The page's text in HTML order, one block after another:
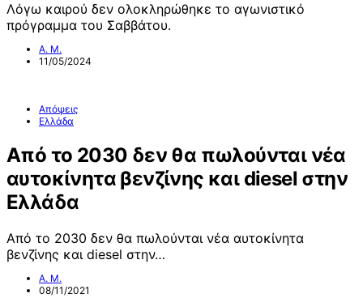
Λόγω καιρού δεν ολοκληρώθηκε το αγωνιστικό
πρόγραμμα του Σαββάτου.
Α. Μ.
11/05/2024
Απόψεις
Ελλάδα
Από το 2030 δεν θα πωλούνται νέα
αυτοκίνητα βενζίνης και diesel στην
Ελλάδα
Από το 2030 δεν θα πωλούνται νέα αυτοκίνητα
βενζίνης και diesel στην…
Α. Μ.
08/11/2021